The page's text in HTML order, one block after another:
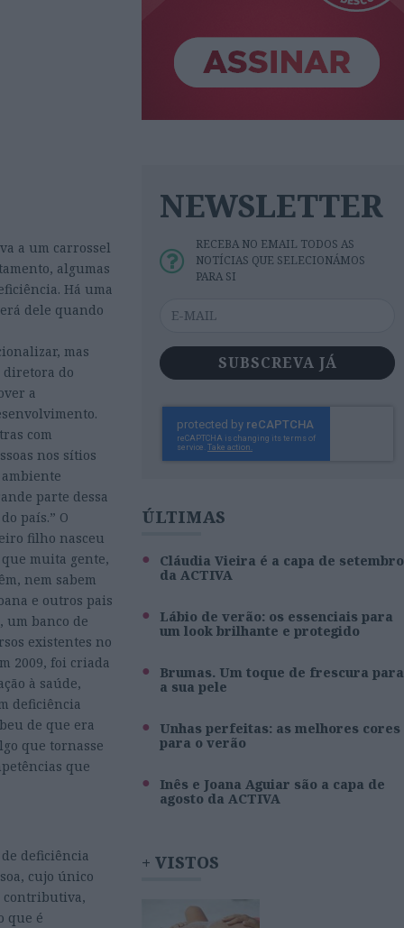
a um carrossel
algumas
Há uma
dele quando
mas
diretora do
a
com
nos sítios
parte dessa
país.” O
filho nasceu
muita gente,
nem sabem
e outros pais
um banco de
existentes no
2009, foi criada
à saúde,
deficiência
de que era
que tornasse
que
deficiência
cujo único
contributiva,
que é
NEWSLETTER
RECEBA NO EMAIL TODOS AS
NOTÍCIAS QUE SELECIONÁMOS
PARA SI
SUBSCREVA JÁ
ÚLTIMAS
Cláudia Vieira é a capa de setembro
da ACTIVA
Lábio de verão: os essenciais para
um look brilhante e protegido
Brumas. Um toque de frescura para
a sua pele
Unhas perfeitas: as melhores cores
para o verão
Inês e Joana Aguiar são a capa de
agosto da ACTIVA
+ VISTOS